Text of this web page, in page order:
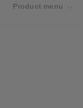
Product menu